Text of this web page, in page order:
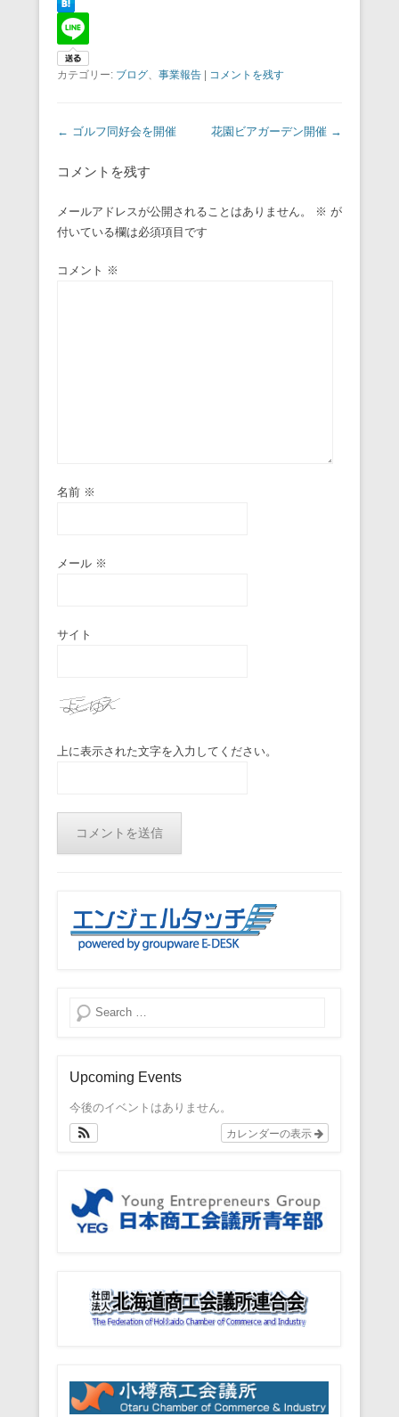
カテゴリー: ブログ 事業報告 | コメントを残す
投稿ナビゲーション
← ゴルフ同好会を開催 花園ビアガーデン開催 →
コメントを残す
メールアドレスが公開されることはありません。 ※ が
付いている欄は必須項目です
コメント ※
名前 ※
メール ※
サイト
上に表示された文字を入力してください。
検索
Upcoming Events
今後のイベントはありません。
カレンダーの表示